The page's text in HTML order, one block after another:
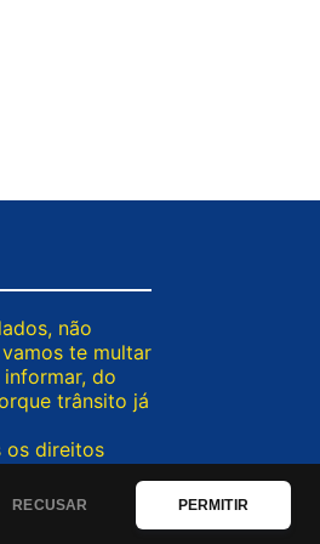
RECUSAR PERMITIR
não
te multar
do
trânsito já
os direitos